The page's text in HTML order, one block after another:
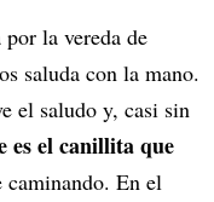
la vereda de
saluda con la mano.
el saludo y, casi sin
es el canillita que
En el